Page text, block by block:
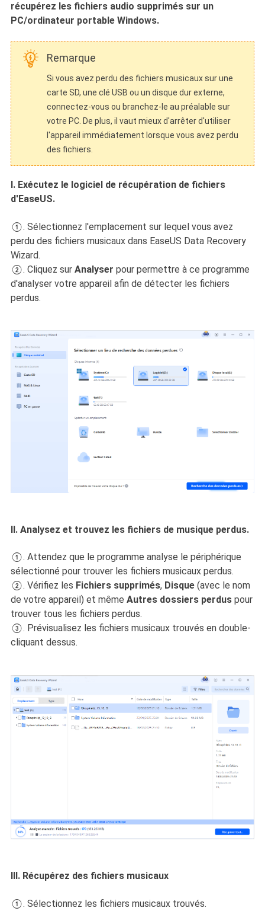
récupérez les fichiers audio supprimés sur un
PC/ordinateur portable Windows.
Remarque
Si vous avez perdu des fichiers musicaux sur une
carte SD, une clé USB ou un disque dur externe,
connectez-vous ou branchez-le au préalable sur
votre PC. De plus, il vaut mieux d'arrêter d'utiliser
l'appareil immédiatement lorsque vous avez perdu
des fichiers.
Ⅰ. Exécutez le logiciel de récupération de fichiers
d'EaseUS.
①. Sélectionnez l'emplacement sur lequel vous avez
perdu des fichiers musicaux dans EaseUS Data Recovery
Wizard.
②. Cliquez sur Analyser pour permettre à ce programme
d'analyser votre appareil afin de détecter les fichiers
perdus.
Ⅱ. Analysez et trouvez les fichiers de musique perdus.
①. Attendez que le programme analyse le périphérique
sélectionné pour trouver les fichiers musicaux perdus.
②. Vérifiez les Fichiers supprimés, Disque (avec le nom
de votre appareil) et même Autres dossiers perdus pour
trouver tous les fichiers perdus.
③. Prévisualisez les fichiers musicaux trouvés en double-
cliquant dessus.
Ⅲ. Récupérez des fichiers musicaux
①. Sélectionnez les fichiers musicaux trouvés.